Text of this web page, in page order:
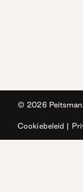
© 2026
Cookiebeleid |